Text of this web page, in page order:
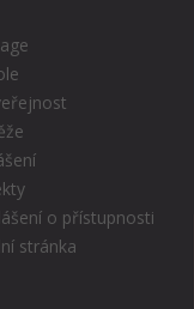
o přístupnosti
stránka